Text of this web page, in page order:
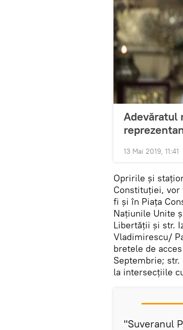
Adevăratul
13 Mai 2019, 11:41
Opririle şi
Constituţiei,
fi şi în Piaţa
Naţiunile Unite
Libertăţii şi str.
Vladimirescu/
bretele de
Septembrie;
la intersecţiile
"Suveranul